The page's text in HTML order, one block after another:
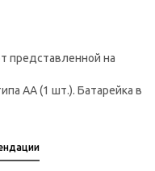
представленной на
АА (1 шт.). Батарейка в